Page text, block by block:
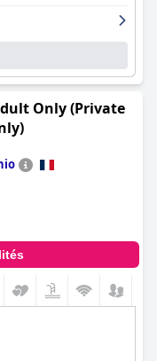
courts de tennis
forts de l'hôtel,
l'ensemble, le
pour ceux qui
à Genève.
Only (Private